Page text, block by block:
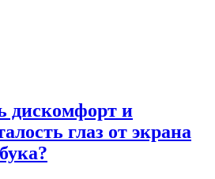
дискомфорт и
глаз от экрана